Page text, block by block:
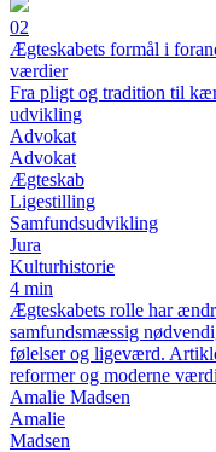
02
Ægteskabets formål i
værdier
Fra pligt og tradition til
udvikling
Advokat
Advokat
Ægteskab
Ligestilling
Samfundsudvikling
Jura
Kulturhistorie
4 min
Ægteskabets rolle har
samfundsmæssig
følelser og ligeværd.
reformer og moderne
Amalie Madsen
Amalie
Madsen